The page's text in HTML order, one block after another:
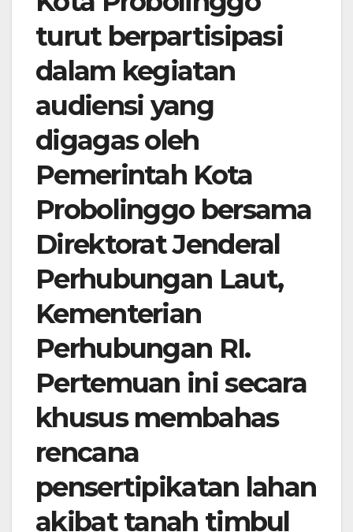
turut berpartisipasi
dalam kegiatan
audiensi yang
digagas oleh
Pemerintah Kota
Probolinggo bersama
Direktorat Jenderal
Perhubungan Laut,
Kementerian
Perhubungan RI.
Pertemuan ini secara
khusus membahas
rencana
pensertipikatan lahan
akibat tanah timbul